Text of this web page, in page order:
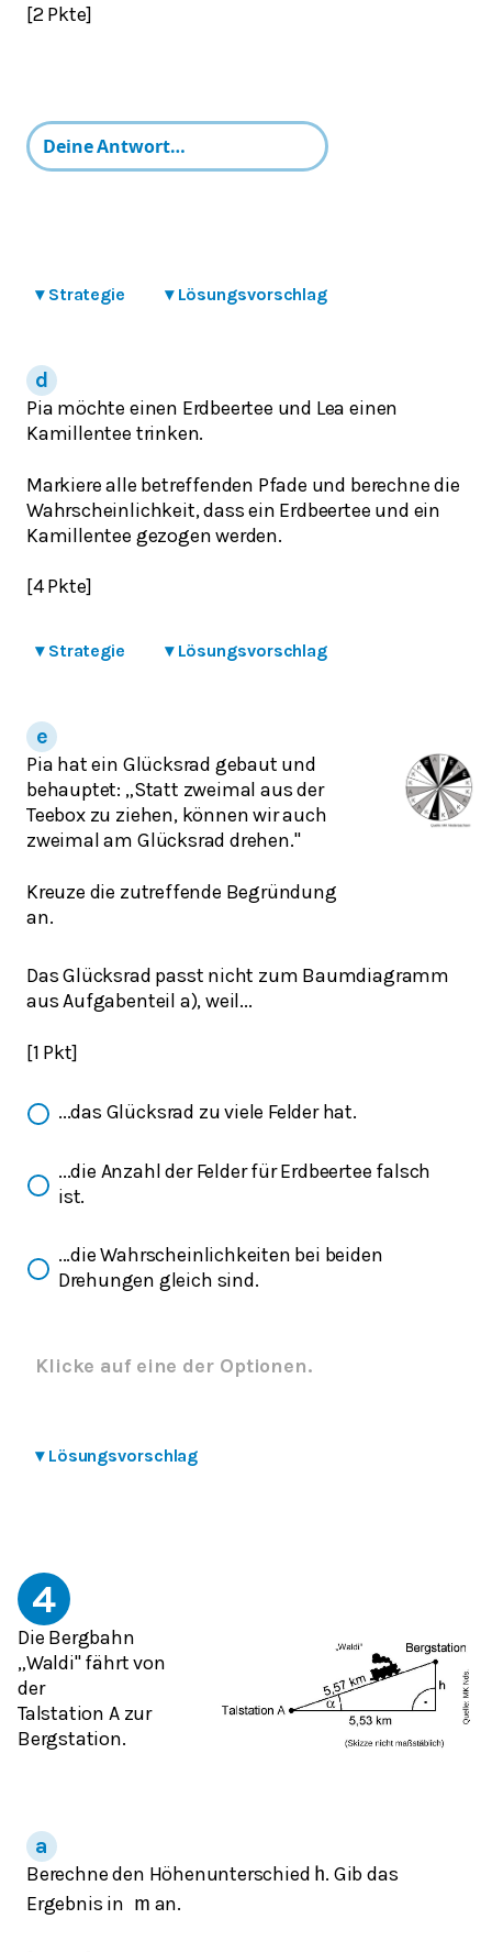
[2 Pkte]
▾ Strategie ▾ Lösungsvorschlag
Pia möchte einen Erdbeertee und Lea einen
Kamillentee trinken.
Markiere alle betreffenden Pfade und berechne die
Wahrscheinlichkeit, dass ein Erdbeertee und ein
Kamillentee gezogen werden.
[4 Pkte]
▾ Strategie ▾ Lösungsvorschlag
Pia hat ein Glücksrad gebaut und
behauptet: „Statt zweimal aus der
Teebox zu ziehen, können wir auch
zweimal am Glücksrad drehen."
Kreuze die zutreffende Begründung
an.
Das Glücksrad passt nicht zum Baumdiagramm
aus Aufgabenteil a), weil...
[1 Pkt]
...das Glücksrad zu viele Felder hat.
...die Anzahl der Felder für Erdbeertee falsch
ist.
...die Wahrscheinlichkeiten bei beiden
Drehungen gleich sind.
Klicke auf eine der Optionen.
▾ Lösungsvorschlag
4
Die Bergbahn
„Waldi" fährt von
der
Talstation A zur
Bergstation.
Berechne den Höhenunterschied h. Gib das
Ergebnis in
m an.